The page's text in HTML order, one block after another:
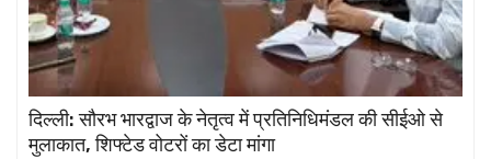
दिल्ली: सौरभ भारद्वाज के नेतृत्व में प्रतिनिधिमंडल की सीईओ से
मुलाकात, शिफ्टेड वोटरों का डेटा मांगा